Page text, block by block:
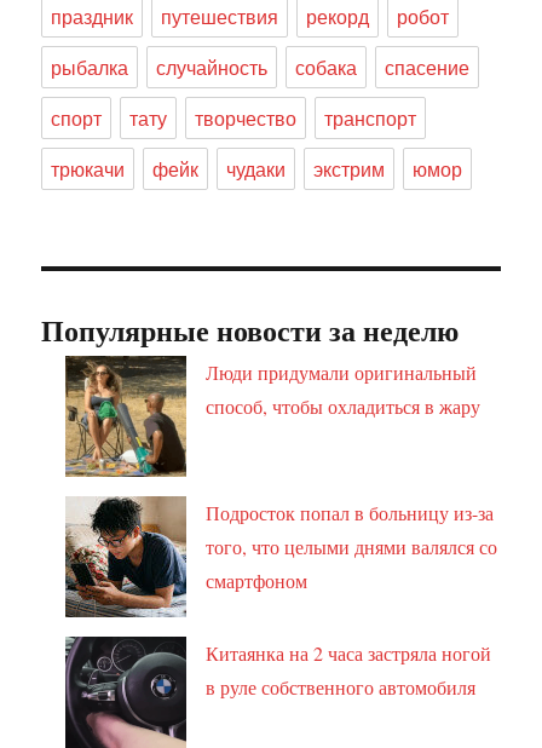
праздник
путешествия рекорд
робот
рыбалка
случайность собака
спасение
спорт
тату творчество
транспорт
трюкачи
фейк чудаки экстрим юмор
Популярные новости за неделю
Люди придумали оригинальный
способ, чтобы охладиться в жару
Подросток попал в больницу из-за
того, что целыми днями валялся со
смартфоном
Китаянка на 2 часа застряла ногой
в руле собственного автомобиля